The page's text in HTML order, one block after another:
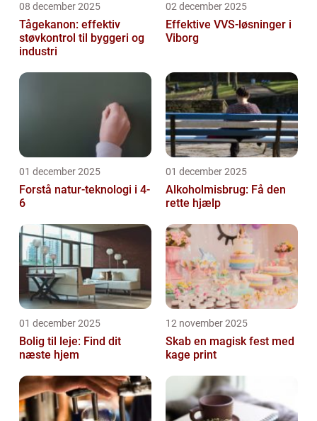
08 december 2025
Tågekanon: effektiv
støvkontrol til byggeri og
industri
02 december 2025
Effektive VVS-løsninger i
Viborg
01 december 2025
Forstå natur-teknologi i 4-
6
01 december 2025
Alkoholmisbrug: Få den
rette hjælp
01 december 2025
Bolig til leje: Find dit
næste hjem
12 november 2025
Skab en magisk fest med
kage print